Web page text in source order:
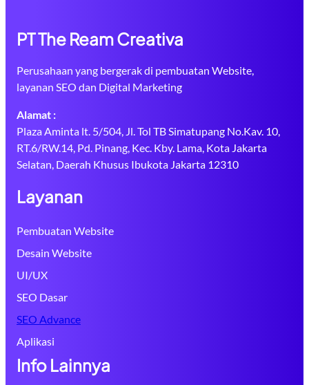
PT The Ream Creativa
Perusahaan yang bergerak di pembuatan Website,
layanan SEO dan Digital Marketing
Alamat :
Plaza Aminta lt. 5/504, Jl. Tol TB Simatupang No.Kav. 10,
RT.6/RW.14, Pd. Pinang, Kec. Kby. Lama, Kota Jakarta
Selatan, Daerah Khusus Ibukota Jakarta 12310
Layanan
Pembuatan Website
Desain Website
UI/UX
SEO Dasar
SEO Advance
Aplikasi
Info Lainnya